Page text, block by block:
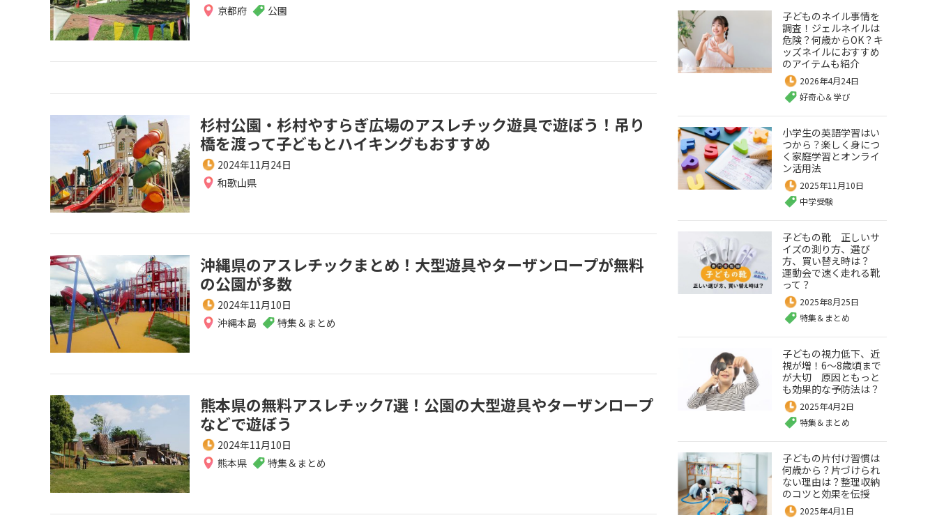
京都府
公園
杉村公園・杉村やすらぎ広場のアスレチック遊具で遊ぼう！吊り
橋を渡って子どもとハイキングもおすすめ
2024年11月24日
和歌山県
沖縄県のアスレチックまとめ！大型遊具やターザンロープが無料
の公園が多数
2024年11月10日
沖縄本島
特集＆まとめ
熊本県の無料アスレチック7選！公園の大型遊具やターザンロープ
などで遊ぼう
2024年11月10日
熊本県
特集＆まとめ
子どものネイル事情を
調査！ジェルネイルは
危険？何歳からOK？キ
ッズネイルにおすすめ
のアイテムも紹介
2026年4月24日
好奇心＆学び
小学生の英語学習はい
つから？楽しく身につ
く家庭学習とオンライ
ン活用法
2025年11月10日
中学受験
子どもの靴 正しいサ
イズの測り方、選び
方、買い替え時は？
運動会で速く走れる靴
って？
2025年8月25日
特集＆まとめ
子どもの視力低下、近
視が増！6～8歳頃まで
が大切 原因ともっと
も効果的な予防法は？
2025年4月2日
特集＆まとめ
子どもの片付け習慣は
何歳から？片づけられ
ない理由は？整理収納
のコツと効果を伝授
2025年4月1日